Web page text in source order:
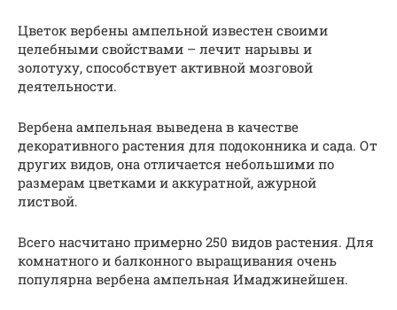
Цветок вербены ампельной известен своими
целебными свойствами – лечит нарывы и
золотуху, способствует активной мозговой
деятельности.
Вербена ампельная выведена в качестве
декоративного растения для подоконника и сада. От
других видов, она отличается небольшими по
размерам цветками и аккуратной, ажурной
листвой.
Всего насчитано примерно 250 видов растения. Для
комнатного и балконного выращивания очень
популярна вербена ампельная Имаджинейшен.